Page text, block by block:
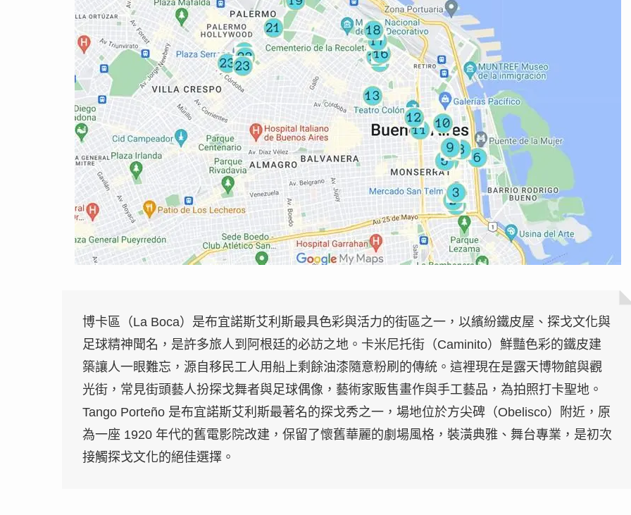
博卡區（La Boca）是布宜諾斯艾利斯最具色彩與活力的街區之一，以繽紛鐵皮屋、探戈文化與
足球精神聞名，是許多旅人到阿根廷的必訪之地。卡米尼托街（Caminito）鮮豔色彩的鐵皮建
築讓人一眼難忘，源自移民工人用船上剩餘油漆隨意粉刷的傳統。這裡現在是露天博物館與觀
光街，常見街頭藝人扮探戈舞者與足球偶像，藝術家販售畫作與手工藝品，為拍照打卡聖地。
Tango Porteño 是布宜諾斯艾利斯最著名的探戈秀之一，場地位於方尖碑（Obelisco）附近，原
為一座 1920 年代的舊電影院改建，保留了懷舊華麗的劇場風格，裝潢典雅、舞台專業，是初次
接觸探戈文化的絕佳選擇。